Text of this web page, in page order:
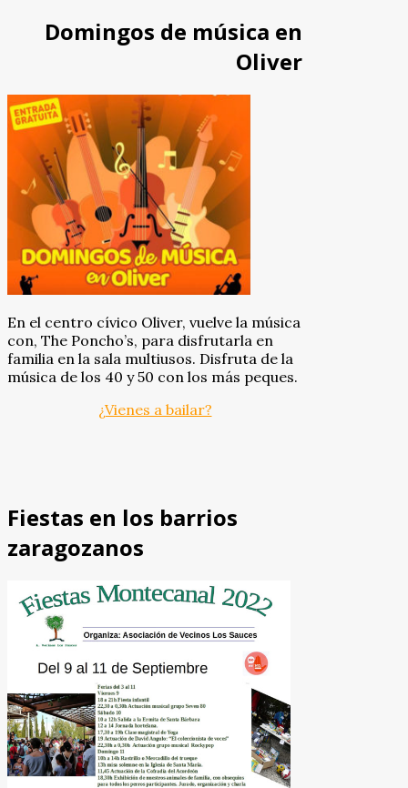
Domingos de música en
Oliver
En el centro cívico Oliver, vuelve la música
con, The Poncho’s, para disfrutarla en
familia en la sala multiusos. Disfruta de la
música de los 40 y 50 con los más peques.
¿Vienes a bailar?
Fiestas en los barrios
zaragozanos